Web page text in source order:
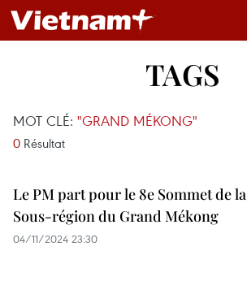
TAGS
MOT CLÉ: "GRAND MÉKONG"
0 Résultat
Le PM part pour le 8e Sommet de la
Sous-région du Grand Mékong
04/11/2024 23:30